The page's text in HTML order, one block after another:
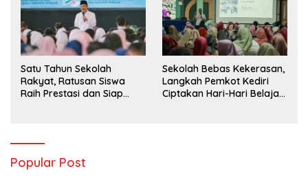
Satu Tahun Sekolah
Rakyat, Ratusan Siswa
Raih Prestasi dan Siap
Sekolah Bebas Kekerasan,
Langkah Pemkot Kediri
Ciptakan Hari-Hari Belajar
Popular Post